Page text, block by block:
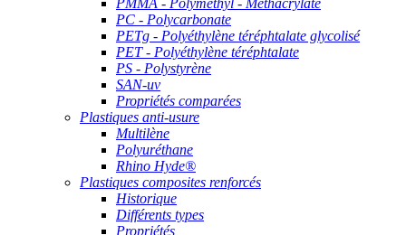
PMMA - Polyméthyl - Méthacrylate
PC - Polycarbonate
PETg - Polyéthylène téréphtalate glycolisé
PET - Polyéthylène téréphtalate
PS - Polystyrène
SAN-uv
Propriétés comparées
Plastiques anti-usure
Multilène
Polyuréthane
Rhino Hyde®
Plastiques composites renforcés
Historique
Différents types
Propriétés